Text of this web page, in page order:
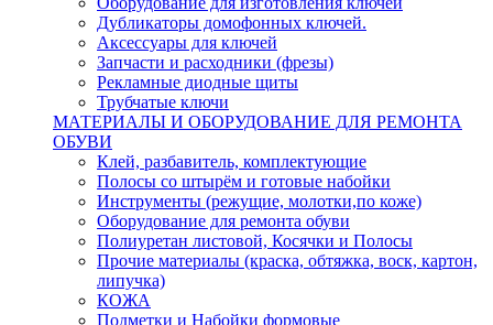
Дубликаторы домофонных ключей.
Аксессуары для ключей
Запчасти и расходники (фрезы)
Рекламные диодные щиты
Трубчатые ключи
МАТЕРИАЛЫ И ОБОРУДОВАНИЕ ДЛЯ РЕМОНТА
ОБУВИ
Клей, разбавитель, комплектующие
Полосы со штырём и готовые набойки
Инструменты (режущие, молотки,по коже)
Оборудование для ремонта обуви
Полиуретан листовой, Косячки и Полосы
Прочие материалы (краска, обтяжка, воск, картон,
липучка)
КОЖА
Подметки и Набойки формовые